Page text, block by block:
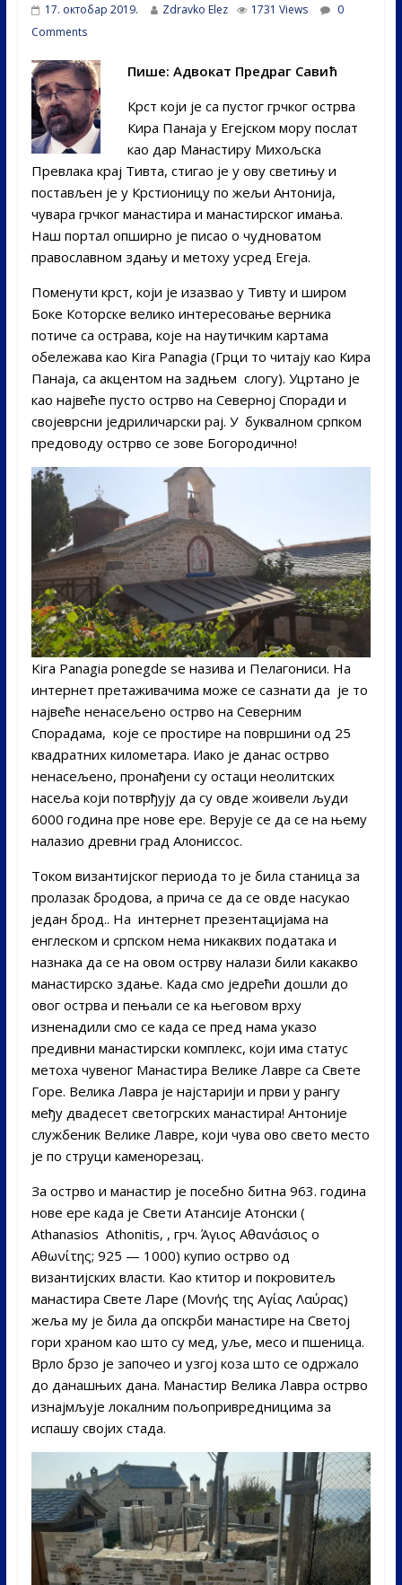
17. октобар 2019. Zdravko Elez 1731 Views
0
Comments
Пише: Aдвокат Предраг Савић
Крст који је са пустог грчког острва
Кира Панаја у Егејском мору послат
као дар Манастиру Михољска
Превлака крај Тивта, стигао је у ову светињу и
постављен је у Крстионицу по жељи Антонија,
чувара грчког манастира и манастирског имања.
Наш портал опширно је писао о чудноватом
православном здању и метоху усред Егеја.
Поменути крст, који је изазвао у Тивту и широм
Боке Которске велико интересовање верника
потиче са острава, које на наутичким картама
обележава као Kira Panagia (Грци то читају као Кира
Панаја, са акцентом на задњем слогу). Уцртано је
као највеће пусто острво на Северној Споради и
својеврсни једриличарски рај. У буквалном српком
предоводу острво се зове Богородично!
Kira Panagia ponegde se назива и Пелагониси. На
интернет претаживачима може се сазнати да је то
највеће ненасељено острво на Северним
Спорадама, које се простире на површини од 25
квадратних километара. Иако је данас острво
ненасељено, пронађени су остаци неолитских
насеља који потврђују да су овде жоивели људи
6000 година пре нове ере. Верује се да се на њему
налазио древни град Алониссос.
Током византијског периода то је била станица за
пролазак бродова, а прича се да се овде насукао
један брод.. На интернет презентацијама на
енглеском и српском нема никаквих података и
назнака да се на овом острву налази били какакво
манастирско здање. Када смо једрећи дошли до
овог острва и пењали се ка његовом врху
изненадили смо се када се пред нама указо
предивни манастирски комплекс, који има статус
метоха чувеног Манастира Велике Лавре са Свете
Горе. Велика Лавра је најстарији и први у рангу
међу двадесет светогрских манастира! Антоније
службеник Велике Лавре, који чува ово свето место
је по струци каменорезац.
За острво и манастир је посебно битна 963. година
нове ере када је Свети Атансије Атонски (
Athanasios Athonitis, , грч. Άγιος Αθανάσιος ο
Αθωνίτης; 925 — 1000) купио острво од
византијских власти. Као ктитор и покровитељ
манастира Свете Ларе (Μονής της Αγίας Λαύρας)
жеља му је била да опскрби манастире на Светој
гори храном као што су мед, уље, месо и пшеница.
Врло брзо је започео и узгој коза што се одржало
до данашњих дана. Манастир Велика Лавра острво
изнајмљује локалним пољопривредницима за
испашу својих стада.